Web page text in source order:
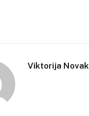
Viktorija Novak